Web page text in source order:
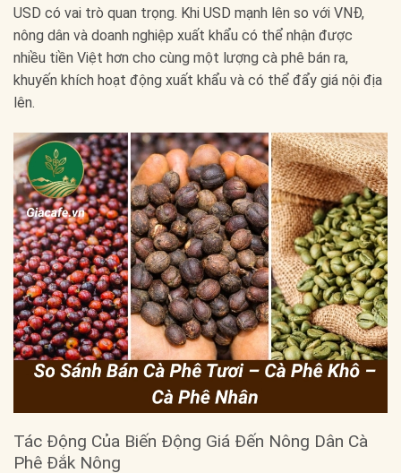
USD có vai trò quan trọng. Khi USD mạnh lên so với VNĐ,
nông dân và doanh nghiệp xuất khẩu có thể nhận được
nhiều tiền Việt hơn cho cùng một lượng cà phê bán ra,
khuyến khích hoạt động xuất khẩu và có thể đẩy giá nội địa
lên.
Tác Động Của Biến Động Giá Đến Nông Dân Cà
Phê Đắk Nông